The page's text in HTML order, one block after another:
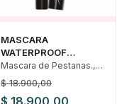
MASCARA
WATERPROOF
HIPOALERGENICA IDI
Mascara de Pestanas.,
Ojos
$18.900,00
El
$ 18.900,00